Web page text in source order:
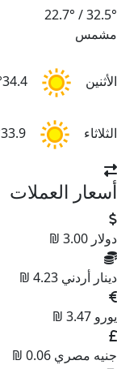
32.5°
/
22.7°
مشمس
الأثنين 34.4°/25.5°
الثلاثاء 33.9°/26°
أسعار العملات
دولار 3.00 ₪
دينار أردني 4.23 ₪
يورو 3.47 ₪
جنيه مصري 0.06 ₪